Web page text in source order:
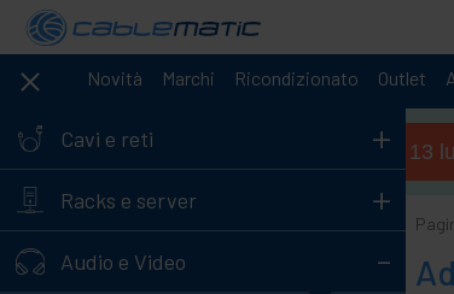
Novità Marchi Ricondizionato Outlet
Cavi e reti +
Racks e server +
Audio e Video -
Orario estivo (dal 13